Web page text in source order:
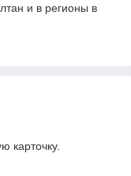
и в регионы в
карточку.